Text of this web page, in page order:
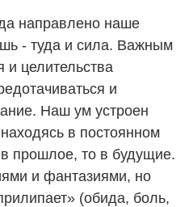
направлено наше
- туда и сила. Важным
и целительства
и
Наш ум устроен
в постоянном
прошлое, то в будущие.
и фантазиями, но
(обида, боль,